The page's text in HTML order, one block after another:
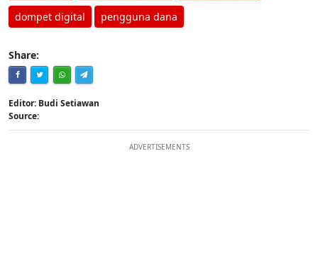
dompet digital pengguna dana
Share:
Editor: Budi Setiawan
Source:
ADVERTISEMENTS